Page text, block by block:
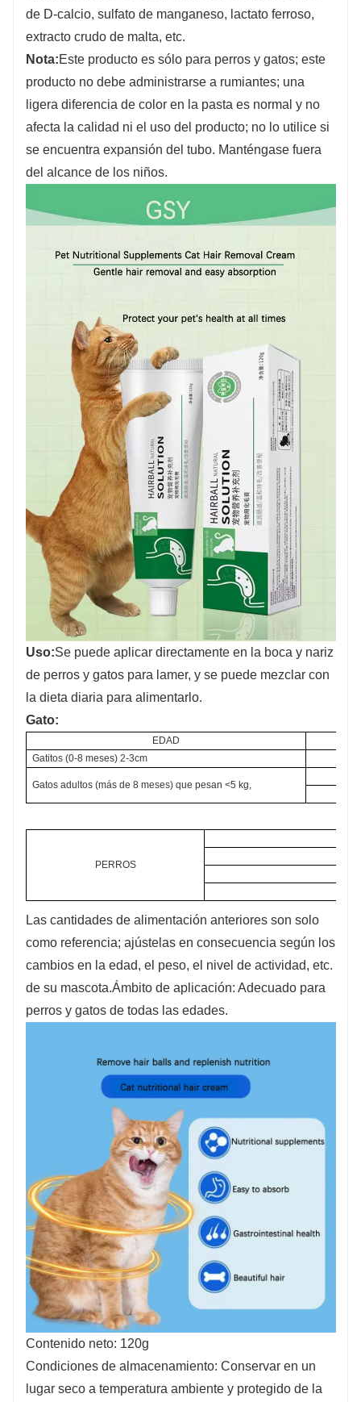
de D-calcio, sulfato de manganeso, lactato ferroso,
extracto crudo de malta, etc.
Nota:Este producto es sólo para perros y gatos; este
producto no debe administrarse a rumiantes; una
ligera diferencia de color en la pasta es normal y no
afecta la calidad ni el uso del producto; no lo utilice si
se encuentra expansión del tubo. Manténgase fuera
del alcance de los niños.
Uso:Se puede aplicar directamente en la boca y nariz
de perros y gatos para lamer, y se puede mezclar con
la dieta diaria para alimentarlo.
Gato:
EDAD
Gatitos (0-8 meses) 2-3cm
Gatos adultos (más de 8 meses) que pesan <5 kg,
PERROS
Las cantidades de alimentación anteriores son solo
como referencia; ajústelas en consecuencia según los
cambios en la edad, el peso, el nivel de actividad, etc.
de su mascota.Ámbito de aplicación: Adecuado para
perros y gatos de todas las edades.
Contenido neto: 120g
Condiciones de almacenamiento: Conservar en un
lugar seco a temperatura ambiente y protegido de la